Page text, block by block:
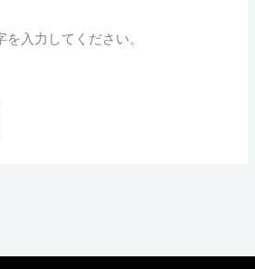
を入力してください。